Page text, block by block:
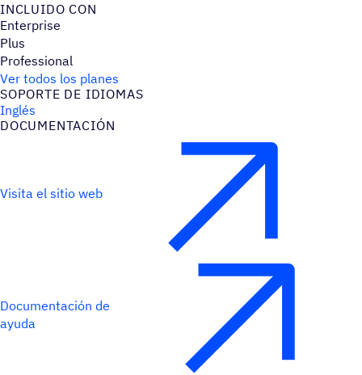
INCLUIDO CON
Enterprise
Plus
Professional
Ver todos los planes
SOPORTE DE IDIOMAS
Inglés
DOCU­MEN­TA­CIÓN
Visita el sitio web
Documentación de
ayuda